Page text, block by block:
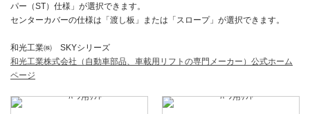
パー（ST）仕様」が選択できます。
センターカバーの仕様は「渡し板」または「スロープ」が選択できます。
和光工業㈱ SKYシリーズ
和光工業株式会社（自動車部品、車載用リフトの専門メーカー）公式ホーム
ページ